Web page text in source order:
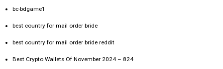
bc-bdgame1
best country for mail order bride
best country for mail order bride reddit
Best Crypto Wallets Of November 2024 – 824